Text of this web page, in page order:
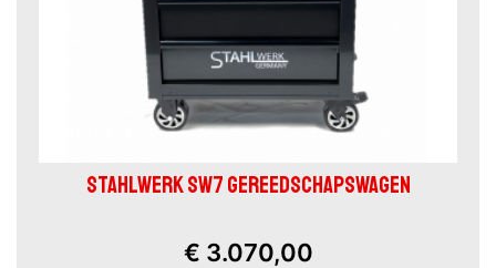
STAHLWERK SW7 GEREEDSCHAPSWAGEN
€ 3.070,00